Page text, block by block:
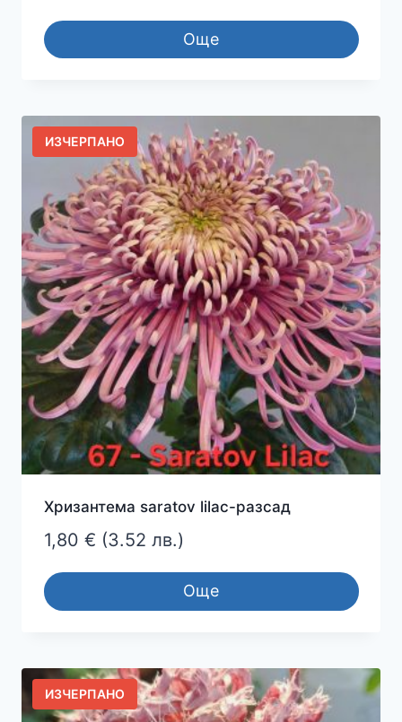
Още
ИЗЧЕРПАНО
Хризантема saratov lilac-разсад
1,80 € (3.52 лв.)
Още
ИЗЧЕРПАНО